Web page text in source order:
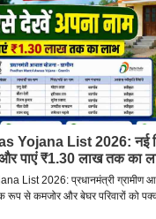
Yojana List 2026: नई
पाएं ₹1.30 लाख तक का
List 2026: प्रधानमंत्री ग्रामीण
रूप से कमजोर और बेघर परिवारों को